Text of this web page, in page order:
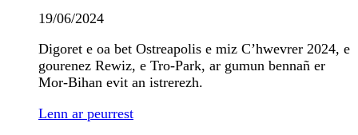
19/06/2024
Digoret e oa bet Ostreapolis e miz C’hwevrer 2024, e
gourenez Rewiz, e Tro-Park, ar gumun bennañ er
Mor-Bihan evit an istrerezh.
Lenn ar peurrest